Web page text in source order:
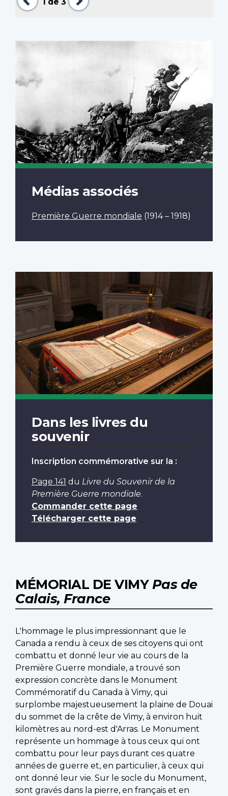
de 3
Médias associés
Première Guerre mondiale (1914 – 1918)
Dans les livres du
souvenir
Inscription commémorative sur la :
Page 141 du Livre du Souvenir de la
Première Guerre mondiale.
Commander cette page
Télécharger cette page
MÉMORIAL DE VIMYPas de
Calais, France
L'hommage le plus impressionnant que le
Canada a rendu à ceux de ses citoyens qui ont
combattu et donné leur vie au cours de la
Première Guerre mondiale, a trouvé son
expression concrète dans le Monument
Commémoratif du Canada à Vimy, qui
surplombe majestueusement la plaine de Douai
du sommet de la crête de Vimy, à environ huit
kilomètres au nord-est d'Arras. Le Monument
représente un hommage à tous ceux qui ont
combattu pour leur pays durant ces quatre
années de guerre et, en particulier, à ceux qui
ont donné leur vie. Sur le socle du Monument,
sont gravés dans la pierre, en français et en